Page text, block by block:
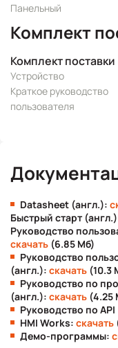
Панельный
Комплект
Комплект поставки
Устройство
Краткое руководство
пользователя
Datasheet (англ.):
Быстрый старт
Руководство
скачать (6.85 Мб)
Руководство
(англ.): скачать (10.3
Руководство по
(англ.): скачать (4.25
Руководство по
HMI Works: скачать
Демо-программы: